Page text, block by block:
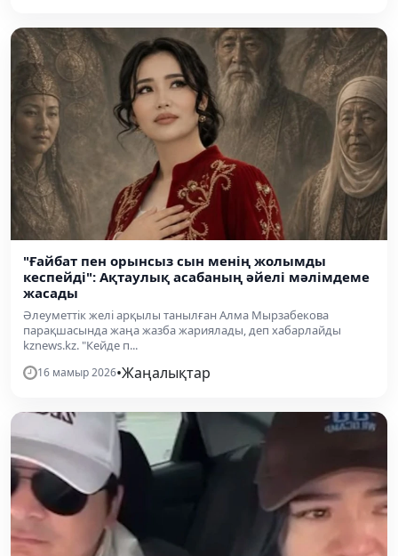
"Ғайбат пен орынсыз сын менің жолымды
кеспейді": Ақтаулық асабаның әйелі мәлімдеме
жасады
Әлеуметтік желі арқылы танылған Алма Мырзабекова
парақшасында жаңа жазба жариялады, деп хабарлайды
kznews.kz. "Кейде п...
16 мамыр 2026•Жаңалықтар